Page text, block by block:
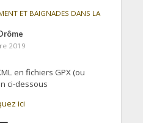
ET BAIGNADES DANS LA
2019
en fichiers GPX (ou
ci-dessous
ici